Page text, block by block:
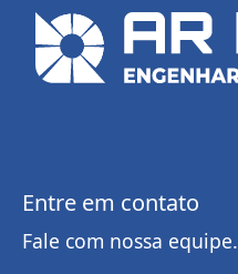
Entre em contato
Fale com nossa equipe.